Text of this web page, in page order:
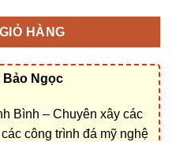
HÀNG
Ngọc
Bình – Chuyên xây các
công trình đá mỹ nghệ